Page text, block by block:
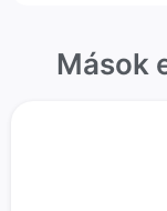
Mások